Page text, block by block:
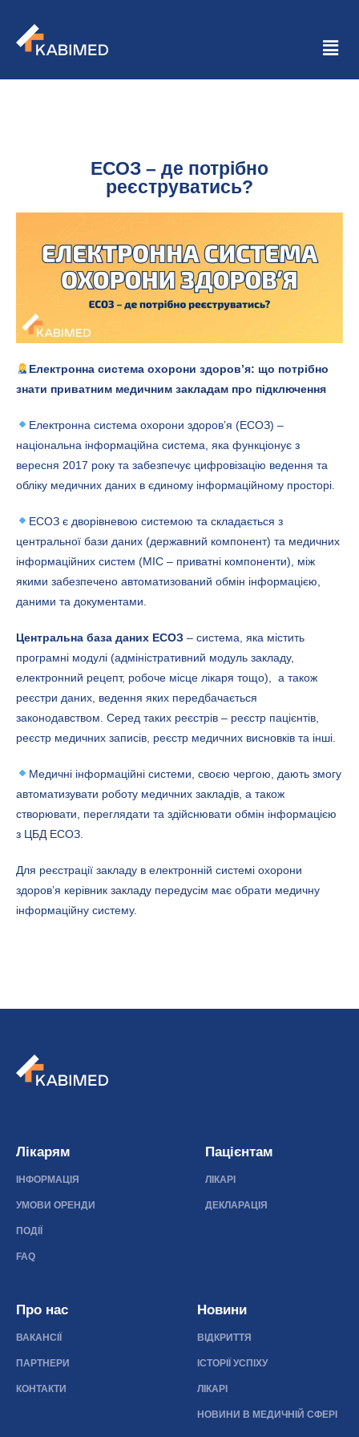
ЕСОЗ – де потрібно
реєструватись?
Електронна система охорони здоровʼя: що потрібно
знати приватним медичним закладам про підключення
Електронна система охорони здоровʼя (ЕСОЗ) –
національна інформаційна система, яка функціонує з
вересня 2017 року та забезпечує цифровізацію ведення та
обліку медичних даних в єдиному інформаційному просторі.
ЕСОЗ є дворівневою системою та складається з
центральної бази даних (державний компонент) та медичних
інформаційних систем (МІС – приватні компоненти), між
якими забезпечено автоматизований обмін інформацією,
даними та документами.
Центральна база даних ЕСОЗ – система, яка містить
програмні модулі (адміністративний модуль закладу,
електронний рецепт, робоче місце лікаря тощо),
а також
реєстри даних, ведення яких передбачається
законодавством. Серед таких реєстрів – реєстр пацієнтів,
реєстр медичних записів, реєстр медичних висновків та інші.
Медичні інформаційні системи, своєю чергою, дають змогу
автоматизувати роботу медичних закладів, а також
створювати, переглядати та здійснювати обмін інформацією
з ЦБД ЕСОЗ.
Для реєстрації закладу в електронній системі охорони
здоровʼя керівник закладу передусім має обрати медичну
інформаційну систему.
Лікарям
ІНФОРМАЦІЯ
УМОВИ ОРЕНДИ
ПОДІЇ
FAQ
Пацієнтам
ЛІКАРІ
ДЕКЛАРАЦІЯ
Про нас
ВАКАНСІЇ
ПАРТНЕРИ
КОНТАКТИ
Новини
ВІДКРИТТЯ
ІСТОРІЇ УСПІХУ
ЛІКАРІ
НОВИНИ В МЕДИЧНІЙ СФЕРІ